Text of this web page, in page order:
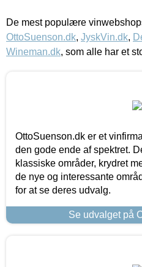
De mest populære
OttoSuenson.dk, JyskVin.dk,
Wineman.dk, som alle har et
OttoSuenson.dk er et
den gode ende af spektret.
klassiske områder, krydret
de nye og interessante
for at se deres udvalg.
Se udvalget på